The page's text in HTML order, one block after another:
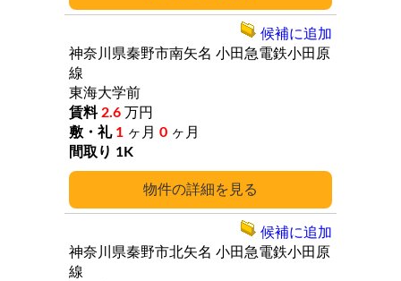
詳細
神奈川県秦野市南矢名 小田急電鉄小田原
線
東海大学前
2.6 万円
1 ヶ月 0 ヶ月
1K
候補に追加
神奈川県秦野市北矢名 小田急電鉄小田原
線
候補に追加